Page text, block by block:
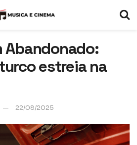
Abandonado:
estreia na
22/08/2025